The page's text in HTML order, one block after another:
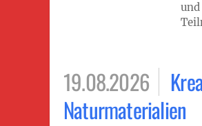
19.08.2026
Naturmaterialien